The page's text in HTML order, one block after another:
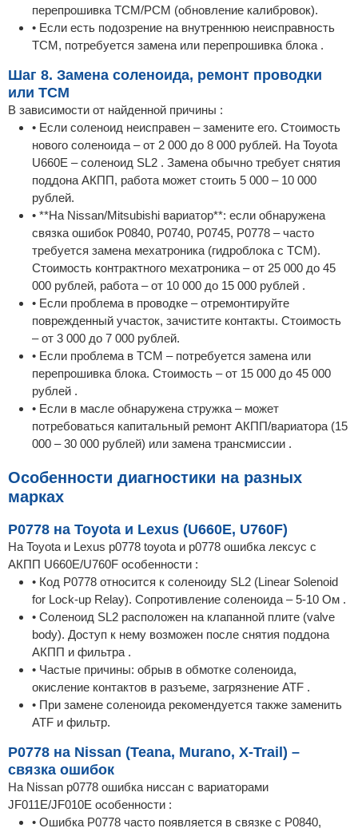
перепрошивка TCM/PCM (обновление калибровок).
• Если есть подозрение на внутреннюю неисправность
TCM, потребуется замена или перепрошивка блока .
Шаг 8. Замена соленоида, ремонт проводки
или TCM
В зависимости от найденной причины :
• Если соленоид неисправен – замените его. Стоимость
нового соленоида – от 2 000 до 8 000 рублей. На Toyota
U660E – соленоид SL2 . Замена обычно требует снятия
поддона АКПП, работа может стоить 5 000 – 10 000
рублей.
• **На Nissan/Mitsubishi вариатор**: если обнаружена
связка ошибок P0840, P0740, P0745, P0778 – часто
требуется замена мехатроника (гидроблока с TCM).
Стоимость контрактного мехатроника – от 25 000 до 45
000 рублей, работа – от 10 000 до 15 000 рублей .
• Если проблема в проводке – отремонтируйте
поврежденный участок, зачистите контакты. Стоимость
– от 3 000 до 7 000 рублей.
• Если проблема в TCM – потребуется замена или
перепрошивка блока. Стоимость – от 15 000 до 45 000
рублей .
• Если в масле обнаружена стружка – может
потребоваться капитальный ремонт АКПП/вариатора (15
000 – 30 000 рублей) или замена трансмиссии .
Особенности диагностики на разных
марках
P0778 на Toyota и Lexus (U660E, U760F)
На Toyota и Lexus p0778 toyota и p0778 ошибка лексус с
АКПП U660E/U760F особенности :
• Код P0778 относится к соленоиду SL2 (Linear Solenoid
for Lock-up Relay). Сопротивление соленоида – 5-10 Ом .
• Соленоид SL2 расположен на клапанной плите (valve
body). Доступ к нему возможен после снятия поддона
АКПП и фильтра .
• Частые причины: обрыв в обмотке соленоида,
окисление контактов в разъеме, загрязнение ATF .
• При замене соленоида рекомендуется также заменить
ATF и фильтр.
P0778 на Nissan (Teana, Murano, X-Trail) –
связка ошибок
На Nissan p0778 ошибка ниссан с вариаторами
JF011E/JF010E особенности :
• Ошибка P0778 часто появляется в связке с P0840,